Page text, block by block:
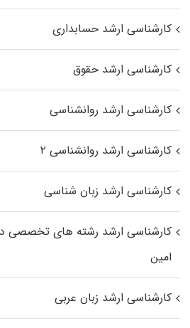
کارشناسی ارشد حسابداری
کارشناسی ارشد حقوق
کارشناسی ارشد روانشناسی
کارشناسی ارشد روانشناسی ۲
کارشناسی ارشد زبان شناسی
کارشناسی ارشد رﺷﺘﻪ ﻫﺎی تخصصی
اﻣﻴﻦ
کارشناسی ارشد زبان عربی